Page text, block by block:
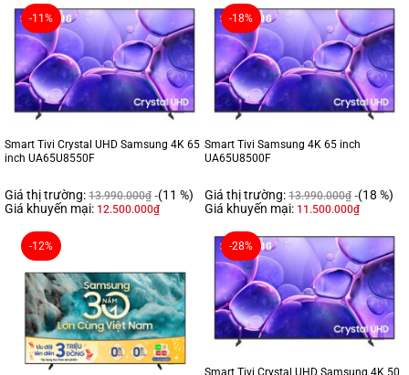
-11%
Smart Tivi Crystal UHD Samsung 4K 65
inch UA65U8550F
Giá thị trường: 13.990.000₫ (11 %)
Giá khuyến mại: 12.500.000₫
-18%
Smart Tivi Samsung 4K 65 inch
UA65U8500F
Giá thị trường: 13.990.000₫ (18 %)
Giá khuyến mại: 11.500.000₫
-12% -28%
Smart Tivi Crystal UHD Samsung 4K 50